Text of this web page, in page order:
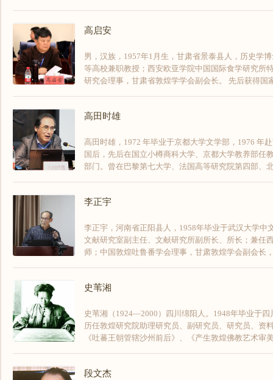
高启安
男，汉族，1957年1月生，甘肃省景泰县人，历史学
等高校兼职教授；西安欧亚学院中国国际食学研究所
研究会理事，甘肃省敦煌学学会副会长。 先后获得国
高田时雄
高田时雄，1972 年毕业于京都大学文学部，1976 年
国后，先后在国立小樽商科大学、京都大学教养部任
部门。曾在巴黎第七大学、法国高等研究院第四部、
李正宇
李正宇，河南省正阳县人，1958年毕业于武汉大学
文献研究室副主任、文献研究所副所长、所长；兼任
师；中国敦煌吐鲁番学会理事，甘肃敦煌学会副会长
史苇湘
史苇湘（1924—2000）四川绵阳人。1948年毕业于
历任敦煌研究院助理研究员、副研究员、研究员、资
《吐蕃王朝管辖沙州前后》、《产生敦煌佛教艺术审
段文杰